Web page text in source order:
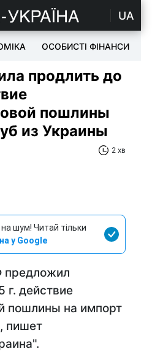
UA
ОСОБИСТІ ФІНАНСИ
продлить до
пошлины
из Украины
2 хв
шум! Читай тільки
у Google
предложил
г. действие
пошлины на импорт
пишет